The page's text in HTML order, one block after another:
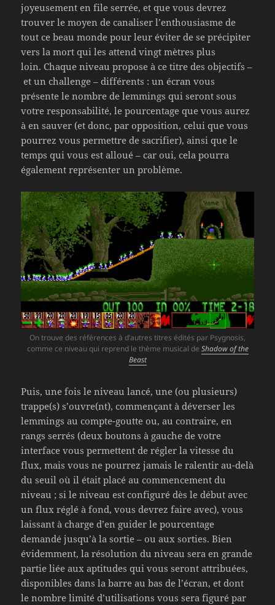
joyeusement en file serrée, et que vous devrez
trouver le moyen de canaliser l’enthousiasme de
tout ce beau monde pour leur éviter de se précipiter
vers la mort qui les attend vingt mètres plus
loin. Chaque niveau propose à ce titre des objectifs –
et un challenge – différents : un écran vous
présente le nombre de lemmings qui seront sous
votre responsabilité, le pourcentage que vous aurez
à en sauver (et donc, par opposition, celui que vous
pourrez vous permettre de sacrifier), ainsi que le
temps qui vous est alloué – car oui, cela pourra
également représenter un problème.
On trouve des références à d’autres titres édités par Psygnosis,
comme ce niveau qui reprend le thème musical de Shadow of the
Beast
Puis, une fois le niveau lancé, une (ou plusieurs)
trappe(s) s’ouvre(nt), commençant à déverser les
lemmings au compte-goutte ou, au contraire, en
rangs serrés (deux boutons à gauche de votre
interface vous permettent de régler la vitesse du
flux, mais vous ne pourrez jamais le ralentir au-delà
du seuil où il était placé au commencement du
niveau ; si le niveau est configuré dès le début avec
un flux réglé à fond, vous devrez faire avec), vous
laissant à charge d’en guider le pourcentage
demandé jusqu’à la sortie – ou aux sorties. Bien
évidemment, la résolution du niveau sera en grande
partie liée aux aptitudes qui vous seront attribuées,
disponibles dans la barre au bas de l’écran, et dont
le nombre limité d’utilisations vous sera figuré par